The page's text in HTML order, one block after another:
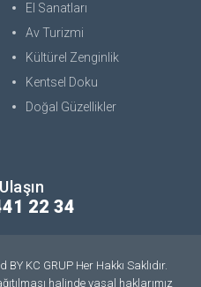
El Sanatları
Av Turizmi
Kültürel Zenginlik
Kentsel Doku
Doğal Güzellikler
22 34
KC GRUP Her Hakkı Saklıdır.
halinde yasal haklarımız